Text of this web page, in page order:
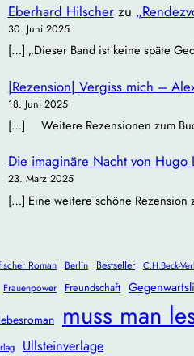
Eberhard Hilscherzu
30. Juni 2025
[…] „Dieser Band ist keine späte
|Rezension| Vergiss mich –
18. Juni 2025
[…] Weitere Rezensionen zum
Die imaginäre Nacht von
23. März 2025
[…] Eine weitere schöne Rezension
Roman Berlin Bestseller C.H.Beck-
Frauenpower Freundschaft
muss man
Ullsteinverlage